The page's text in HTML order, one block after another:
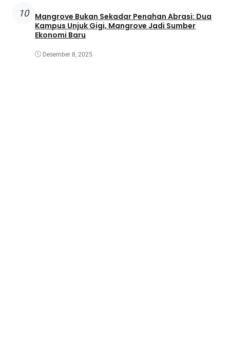
10
Mangrove Bukan Sekadar Penahan Abrasi: Dua
Kampus Unjuk Gigi, Mangrove Jadi Sumber
Ekonomi Baru
Desember 8, 2025